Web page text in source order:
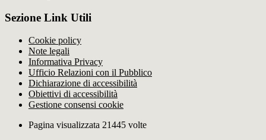
Sezione Link Utili
Cookie policy
Note legali
Informativa Privacy
Ufficio Relazioni con il Pubblico
Dichiarazione di accessibilità
Obiettivi di accessibilità
Gestione consensi cookie
Pagina visualizzata 21445 volte